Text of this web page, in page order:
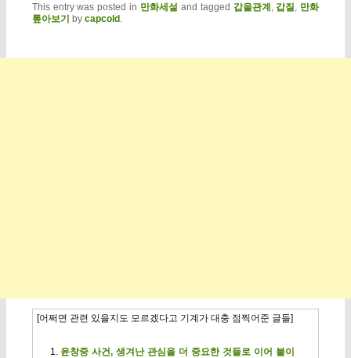
This entry was posted in 만화세설 and tagged 갑을관계 갑질
만화
톺아보기 by capcold.
[어쩌면 관련 있을지도 모르겠다고 기계가 대충 점찍어준 글들]
윤창중 사건, 생겨난 관심을 더 중요한 것들로 이어 붙이